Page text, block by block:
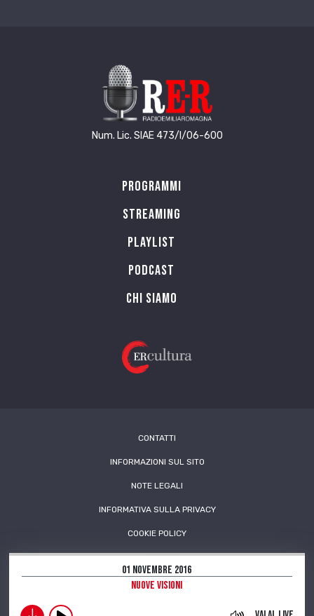
01 Novembre 2016
Nuove visioni
Num. Lic. SIAE 473/I/06-600
Programmi
Streaming
Playlist
PODCAST
Chi siamo
CONTATTI
INFORMAZIONI SUL SITO
NOTE LEGALI
INFORMATIVA SULLA PRIVACY
COOKIE POLICY